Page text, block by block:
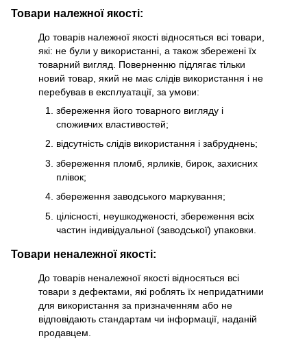
Товари належної якості:
До товарів належної якості відносяться всі товари,
які: не були у використанні, а також збережені їх
товарний вигляд. Поверненню підлягає тільки
новий товар, який не має слідів використання і не
перебував в експлуатації, за умови:
збереження його товарного вигляду і
споживчих властивостей;
відсутність слідів використання і забруднень;
збереження пломб, ярликів, бирок, захисних
плівок;
збереження заводського маркування;
цілісності, неушкодженості, збереження всіх
частин індивідуальної (заводської) упаковки.
Товари неналежної якості:
До товарів неналежної якості відносяться всі
товари з дефектами, які роблять їх непридатними
для використання за призначенням або не
відповідають стандартам чи інформації, наданій
продавцем.